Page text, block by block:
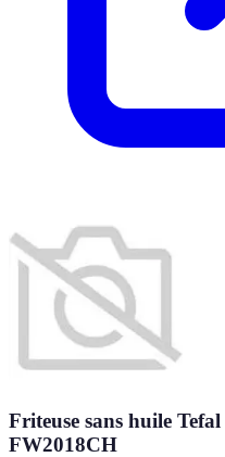
Friteuse sans huile
FW2018CH